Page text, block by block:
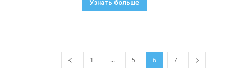
Узнать больше
1 ... 5 6 7